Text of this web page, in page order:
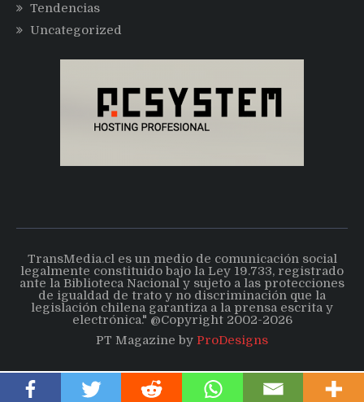
Tendencias
Uncategorized
TransMedia.cl es un medio de comunicación social
legalmente constituido bajo la Ley 19.733, registrado
ante la Biblioteca Nacional y sujeto a las protecciones
de igualdad de trato y no discriminación que la
legislación chilena garantiza a la prensa escrita y
electrónica." @Copyright 2002-2026
PT Magazine by ProDesigns